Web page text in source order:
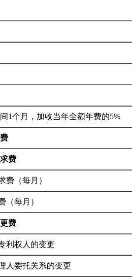
1个月，加收当年全额年费的5%
费
费（每月）
（每月）
费
利权人的变更
人委托关系的变更